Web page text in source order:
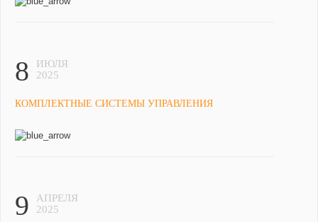
8
ИЮЛЯ
2025
КОМПЛЕКТНЫЕ СИСТЕМЫ УПРАВЛЕНИЯ
9
АПРЕЛЯ
2025